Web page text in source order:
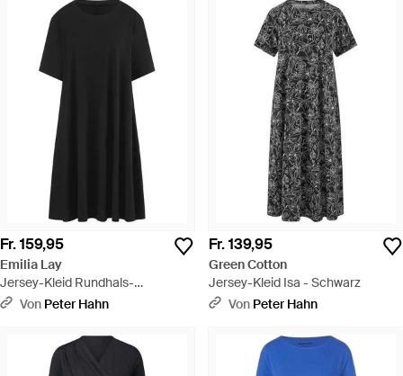
Fr. 159,95
Emilia Lay
Jersey-Kleid Rundhals-
Ausschnitt - Schwarz
Von Peter Hahn
Fr. 139,95
Green Cotton
Jersey-Kleid Isa - Schwarz
Von Peter Hahn